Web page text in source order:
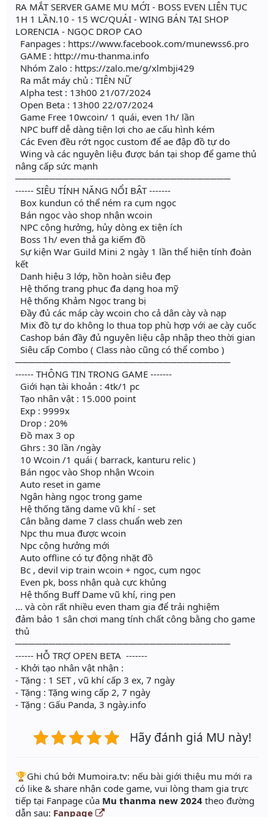
RA MẮT SERVER GAME MU MỚI - BOSS EVEN LIÊN TỤC
1H 1 LẦN.10 - 15 WC/QUÁI - WING BÁN TẠI SHOP
LORENCIA - NGỌC DROP CAO
Fanpages : https://www.facebook.com/munewss6.pro
GAME : http://mu-thanma.info
Nhóm Zalo : https://zalo.me/g/xlmbji429
Ra mắt máy chủ : TIÊN NỮ
Alpha test : 13h00 21/07/2024
Open Beta : 13h00 22/07/2024
Game Free 10wcoin/ 1 quái, even 1h/ lần
NPC buff dễ dàng tiện lợi cho ae cấu hình kém
Các Even đều rớt ngọc custom để ae đập đồ tự do
Wing và các nguyên liệu được bán tại shop để game thủ
nâng cấp sức mạnh
────────────────────────────────
------ SIÊU TÍNH NĂNG NỔI BẬT -------
Box kundun có thể ném ra cụm ngọc
Bán ngọc vào shop nhận wcoin
NPC cộng hưởng, hủy dòng ex tiện ích
Boss 1h/ even thả ga kiếm đồ
Sự kiện War Guild Mini 2 ngày 1 lần thể hiện tính đoàn
kết
Danh hiệu 3 lớp, hồn hoàn siêu đẹp
Hệ thống trang phục đa dạng hoa mỹ
Hệ thống Khảm Ngọc trang bị
Đầy đủ các máp cày wcoin cho cả dân cày và nạp
Mix đồ tự do không lo thua top phù hợp với ae cày cuốc
Cashop bán đầy đủ nguyên liệu cập nhập theo thời gian
Siêu cấp Combo ( Class nào cũng có thể combo )
────────────────────────────────
------ THÔNG TIN TRONG GAME -------
Giới hạn tài khoản : 4tk/1 pc
Tạo nhân vật : 15.000 point
Exp : 9999x
Drop : 20%
Đồ max 3 op
Ghrs : 30 lần /ngày
10 Wcoin /1 quái ( barrack, kanturu relic )
Bán ngọc vào Shop nhận Wcoin
Auto reset in game
Ngân hàng ngọc trong game
Hệ thống tăng dame vũ khí - set
Cân bằng dame 7 class chuẩn web zen
Npc thu mua được wcoin
Npc cộng hưởng mới
Auto offline có tự động nhặt đồ
Bc , devil vip train wcoin + ngọc, cụm ngọc
Even pk, boss nhận quà cực khủng
Hệ thống Buff Dame vũ khí, ring pen
... và còn rất nhiều even tham gia để trải nghiệm
đảm bảo 1 sân chơi mang tính chất công bằng cho game
thủ
────────────────────────────────
------ HỖ TRỢ OPEN BETA -------
- Khởi tạo nhân vật nhận :
- Tặng : 1 SET , vũ khí cấp 3 ex, 7 ngày
- Tặng : Tặng wing cấp 2, 7 ngày
- Tặng : Gấu Panda, 3 ngày.info
Hãy đánh giá MU này!
️🏆Ghi chú bởi Mumoira.tv: nếu bài giới thiệu mu mới ra
có like & share nhận code game, vui lòng tham gia trực
tiếp tại Fanpage của Mu thanma new 2024 theo đường
dẫn sau: Fanpage